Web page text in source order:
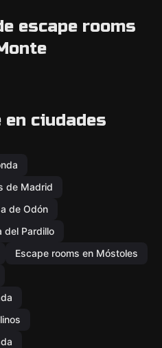
escape rooms
en ciudades
de Madrid
de Odón
del Pardillo
Escape rooms en Móstoles